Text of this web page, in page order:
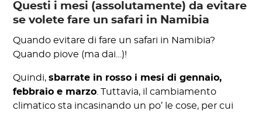
Questi i mesi (assolutamente) da evitare
se volete fare un safari in Namibia
Quando evitare di fare un safari in Namibia?
Quando piove (ma dai…)!
Quindi,sbarrate in rosso i mesi di gennaio,
febbraio e marzo . Tuttavia, il cambiamento
climatico sta incasinando un po’ le cose, per cui